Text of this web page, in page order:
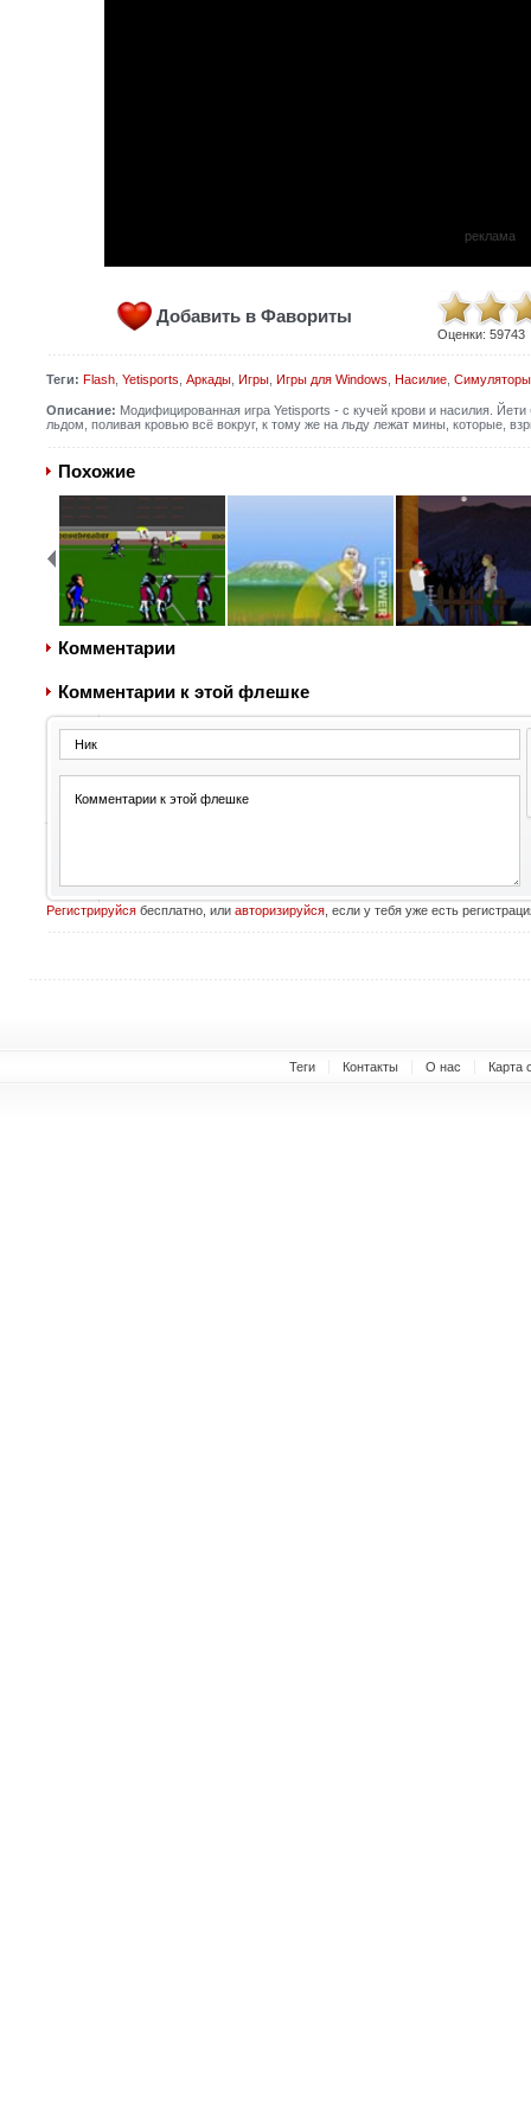
реклама
Добавить в Фавориты
Оценки: 59743
Теги: Flash, Yetisports Аркады, Игры, Игры для Windows Насилие, Симуляторы
Описание: Модифицированная игра Yetisports - с кучей крови и насилия. Йети
льдом, поливая кровью всё вокруг, к тому же на льду лежат мины, которые,
Похожие
Комментарии
Комментарии к этой флешке
Регистрируйсябесплатно, или авторизируйся, если у тебя уже есть
Теги Контакты О нас Карта